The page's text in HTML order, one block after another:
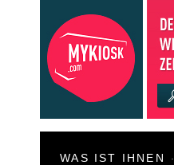
WAS IST IHNEN